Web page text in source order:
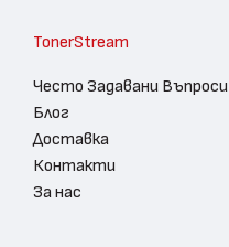
TonerStream
Често Задавани Въпроси
Блог
Доставка
Контакти
За нас